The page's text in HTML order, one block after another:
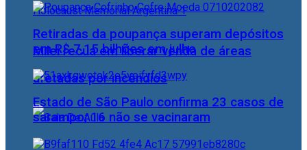
Milei recua em liberar venda de áreas
afetadas por incêndios
Retiradas da poupança superam depósitos
em R$ 7,15 bilhões em julho
Estado de São Paulo confirma 23 casos de
sarampo; 16 não se vacinaram